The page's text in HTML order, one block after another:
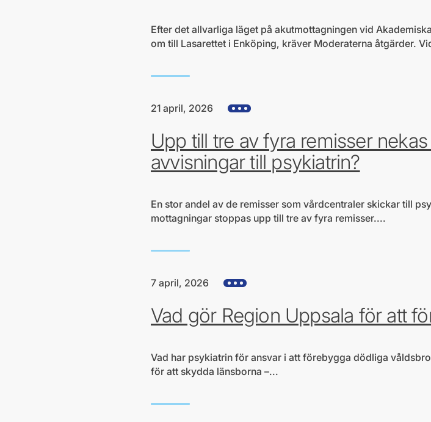
Efter det allvarliga läget på akutmottagningen vid
om till Lasarettet i Enköping, kräver Moderaterna åtgärder.
21 april, 2026 Visa alla hjärtefrågor
Upp till tre av fyra remisser
avvisningar till psykiatrin?
En stor andel av de remisser som vårdcentraler skickar till
mottagningar stoppas upp till tre av fyra remisser....
7 april, 2026 Visa alla hjärtefrågor
Vad gör Region Uppsala för att
Vad har psykiatrin för ansvar i att förebygga dödliga
för att skydda länsborna –...